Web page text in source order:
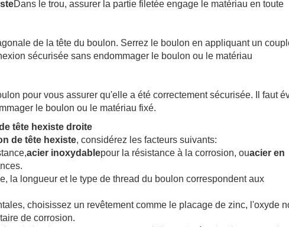
Dans le trou, assurer la partie filetée engage le matériau en toute
de la tête du boulon. Serrez le boulon en appliquant un
sécurisée sans endommager le boulon ou le matériau
pour vous assurer qu'elle a été correctement sécurisée. Il faut
le boulon ou le matériau fixé.
tête hexiste droite
de tête hexiste, considérez les facteurs suivants:
acier inoxydablepour la résistance à la corrosion, ouacier en
la longueur et le type de thread du boulon correspondent aux
choisissez un revêtement comme le placage de zinc, l'oxyde
de corrosion.